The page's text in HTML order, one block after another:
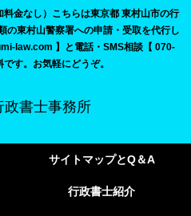
金なし）こちらは東京都 東村山市の行
の東村山警察署への申請・受取を代行し
law.com 】と電話・SMS相談【 070-
す。お気軽にどうぞ。
政書士事務所
サイトマップとQ＆A
行政書士紹介